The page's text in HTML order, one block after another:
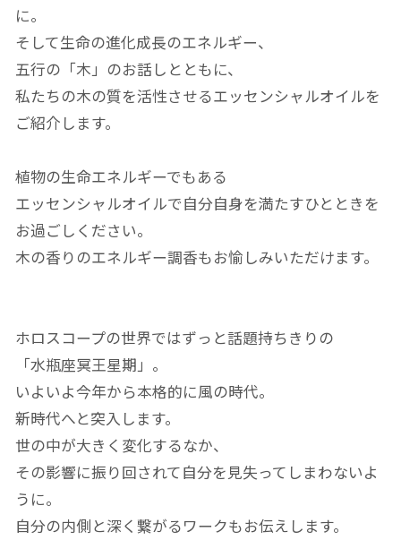
に。
そして生命の進化成長のエネルギー、
五行の「木」のお話しとともに、
私たちの木の質を活性させるエッセンシャルオイルを
ご紹介します。
植物の生命エネルギーでもある
エッセンシャルオイルで自分自身を満たすひとときを
お過ごしください。
木の香りのエネルギー調香もお愉しみいただけます。
ホロスコープの世界ではずっと話題持ちきりの
「水瓶座冥王星期」。
いよいよ今年から本格的に風の時代。
新時代へと突入します。
世の中が大きく変化するなか、
その影響に振り回されて自分を見失ってしまわないよ
うに。
自分の内側と深く繋がるワークもお伝えします。